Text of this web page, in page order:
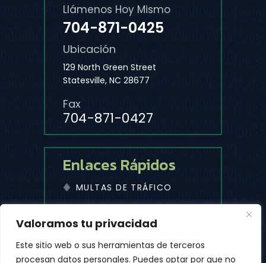
Valoramos tu privacidad
Este sitio web o sus herramientas de terceros
procesan datos personales. Puedes optar por que no
Llámenos Hoy Mismo
704-871-0425
Ubicación
129 North Green Street
Statesville, NC 28677
Fax
704-871-0427
Enlaces Rápidos
MULTAS DE TRÁFICO
© 2026 Despacho De Abogados De Michael D. Cleaves, PLLC
• Todos Los Derechos Reservados.
Descargo De Responsabilidad
Mapa Del Sitio